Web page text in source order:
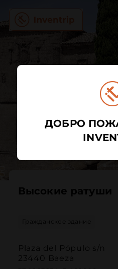
Высокие ратуши
Гражданское здание
Plaza del Pópulo s/n
23440 Baeza
ДОБРО